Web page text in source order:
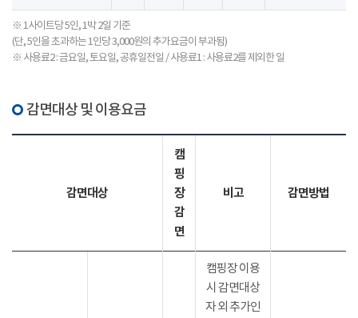
※ 1사이트당 5인, 1박 2일 기준
(단, 5인을 초과하는 1인당 3,000원의 추가요금이 부과됨)
※ 사용료2 : 금요일, 토요일, 공휴일전일 / 사용료1 : 사용료2를 제외한 일
감면대상 및 이용요금
감면대상
캠
핑
장
감
면
비고 감면방법
캠핑장 이용
시 감면대상
자 외 추가인